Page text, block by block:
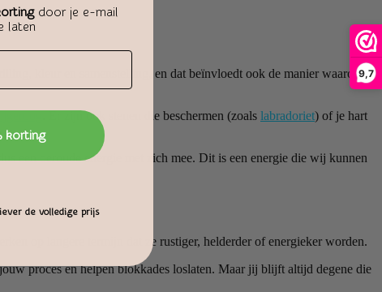
9,7
kleur en samenstelling, en dat beïnvloedt ook de manier waarop
. Er zijn ook stenen die beschermen (zoals labradoriet) of je hart
een oeroude energie met zich mee. Dit is een energie die wij kunnen
op langere termijn dat ze rustiger, helderder of energieker worden.
proces en helpen blokkades loslaten. Maar jij blijft altijd degene die
door je e-mail
laten
korting
de volledige prijs